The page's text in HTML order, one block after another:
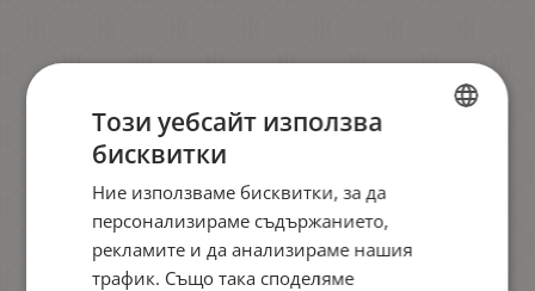
Този уебсайт използва
бисквитки
Ние използваме бисквитки, за да
персонализираме съдържанието,
рекламите и да анализираме нашия
трафик. Също така споделяме